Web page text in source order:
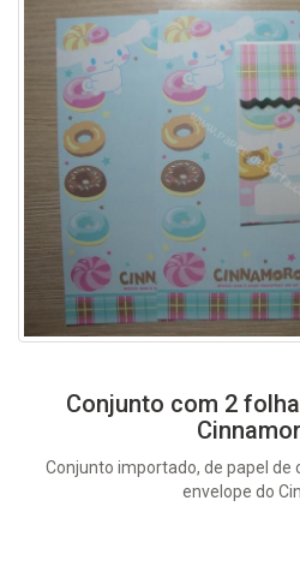
Conjunto com 2
Conjunto importado, de papel de
envelope do